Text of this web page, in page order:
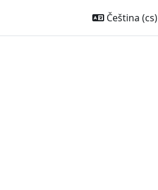
Čeština ‎(cs)‎